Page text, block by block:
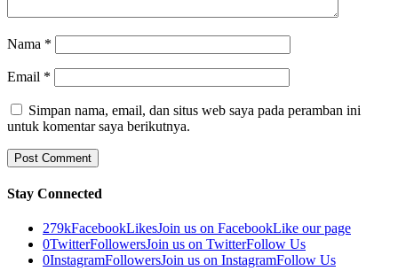
Nama *
Email *
Simpan nama, email, dan situs web saya pada peramban ini
untuk komentar saya berikutnya.
Stay Connected
279kFacebookLikesJoin us on FacebookLike our page
0TwitterFollowersJoin us on TwitterFollow Us
0InstagramFollowersJoin us on InstagramFollow Us